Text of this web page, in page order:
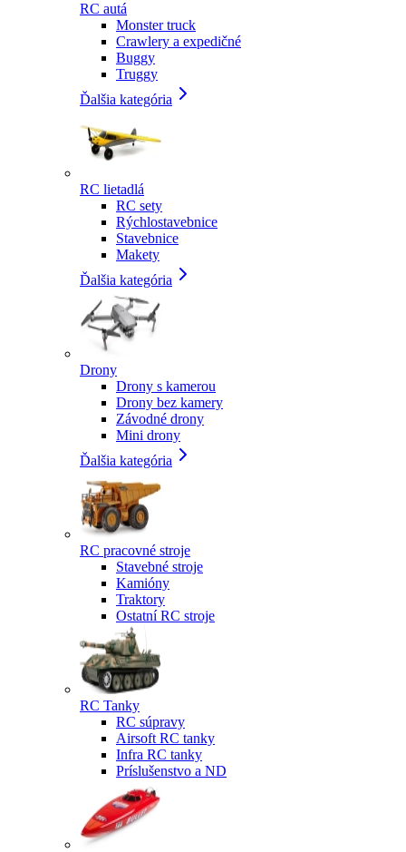
RC autá
Monster truck
Crawlery a expedičné
Buggy
Truggy
Ďalšia kategória
RC lietadlá
RC sety
Rýchlostavebnice
Stavebnice
Makety
Ďalšia kategória
Drony
Drony s kamerou
Drony bez kamery
Závodné drony
Mini drony
Ďalšia kategória
RC pracovné stroje
Stavebné stroje
Kamióny
Traktory
Ostatní RC stroje
RC Tanky
RC súpravy
Airsoft RC tanky
Infra RC tanky
Príslušenstvo a ND